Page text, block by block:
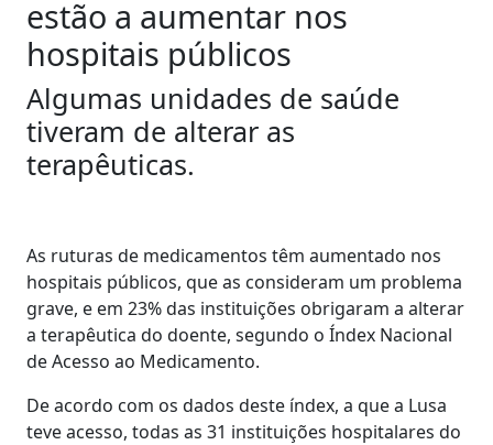
estão a aumentar nos
hospitais públicos
Algumas unidades de saúde
tiveram de alterar as
terapêuticas.
As ruturas de medicamentos têm aumentado nos
hospitais públicos, que as consideram um problema
grave, e em 23% das instituições obrigaram a alterar
a terapêutica do doente, segundo o Índex Nacional
de Acesso ao Medicamento.
De acordo com os dados deste índex, a que a Lusa
teve acesso, todas as 31 instituições hospitalares do